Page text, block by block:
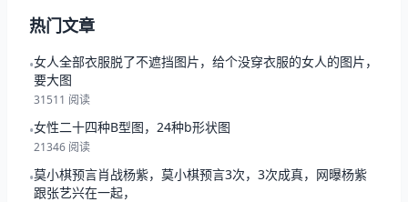
热门文章
•女人全部衣服脱了不遮挡图片，给个没穿衣服的女人的图片，
要大图
31511 阅读
•女性二十四种B型图，24种b形状图
21346 阅读
•莫小棋预言肖战杨紫，莫小棋预言3次，3次成真，网曝杨紫
跟张艺兴在一起，